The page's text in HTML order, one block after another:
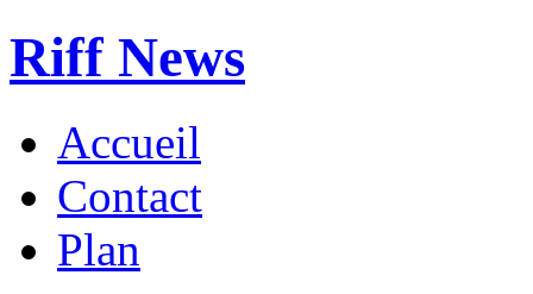
Riff News
Accueil
Contact
Plan